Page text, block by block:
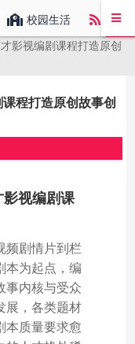
校园生活 中传
影视编剧课程打造原创
程打造原创故事创
视编剧课
频剧情片到栏
本为起点，编
事内核与受众
展，各类题材
本质量要求愈